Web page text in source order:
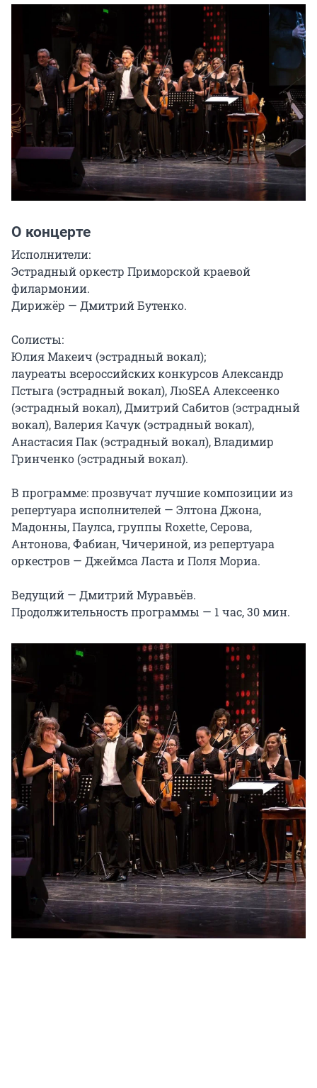
О концерте
Исполнители:
Эстрадный оркестр Приморской краевой
филармонии.
Дирижёр — Дмитрий Бутенко.
Солисты:
Юлия Макеич (эстрадный вокал);
лауреаты всероссийских конкурсов Александр
Пстыга (эстрадный вокал), ЛюSEA Алексеенко
(эстрадный вокал), Дмитрий Сабитов (эстрадный
вокал), Валерия Качук (эстрадный вокал),
Анастасия Пак (эстрадный вокал), Владимир
Гринченко (эстрадный вокал).
В программе: прозвучат лучшие композиции из
репертуара исполнителей — Элтона Джона,
Мадонны, Паулса, группы Roxette, Серова,
Антонова, Фабиан, Чичериной, из репертуара
оркестров — Джеймса Ласта и Поля Мориа.
Ведущий — Дмитрий Муравьёв.
Продолжительность программы — 1 час, 30 мин.